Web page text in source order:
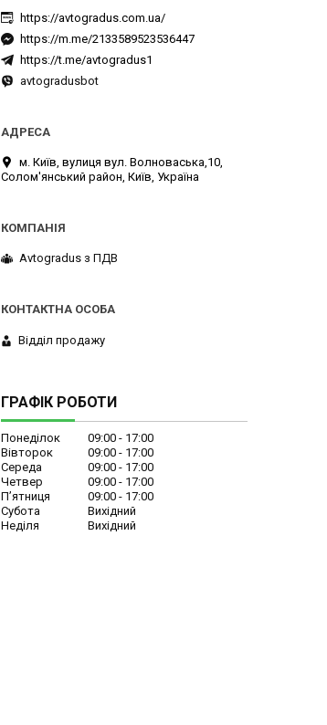
https://avtogradus.com.ua/
https://m.me/2133589523536447
https://t.me/avtogradus1
avtogradusbot
м. Київ, вулиця вул. Волноваська,10,
Солом'янський район, Київ, Україна
Avtogradus з ПДВ
Відділ продажу
ГРАФІК РОБОТИ
Понеділок 09:00
17:00
Вівторок
09:00
17:00
Середа
09:00
17:00
Четвер
09:00
17:00
Пʼятниця
09:00
17:00
Субота
Вихідний
Неділя
Вихідний